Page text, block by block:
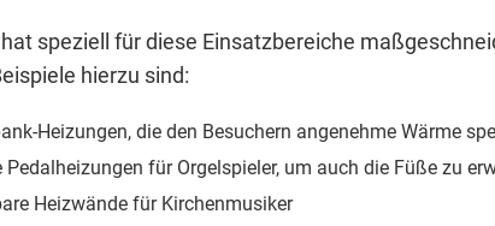
speziell für diese Einsatzbereiche
hierzu sind:
Heizungen, die den Besuchern angenehme Wärme
Pedalheizungen für Orgelspieler, um auch die Füße zu
Heizwände für Kirchenmusiker